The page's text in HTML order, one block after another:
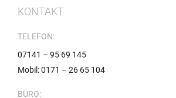
KONTAKT
TELEFON:
07141 – 95 69 145
Mobil: 0171 – 26 65 104
BÜRO: